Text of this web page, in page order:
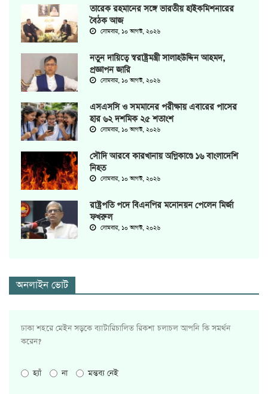
তারেক রহমানের সঙ্গে ভারতীয় হাইকমিশনারের
বৈঠক আজ
সোমবার, ১০ আগস্ট, ২০২৬
নতুন দায়িত্বে স্বরাষ্ট্রমন্ত্রী সালাহউদ্দিন আহমদ,
প্রজ্ঞাপন জারি
সোমবার, ১০ আগস্ট, ২০২৬
এসএসসি ও সমমানের পরীক্ষায় এবারের পাসের
হার ৬২ দশমিক ২৫ শতাংশ
সোমবার, ১০ আগস্ট, ২০২৬
সৌদি আরবে কারখানায় অগ্নিকাণ্ডে ১৬ বাংলাদেশি
নিহত
সোমবার, ১০ আগস্ট, ২০২৬
রাষ্ট্রপতি পদে বিএনপির মনোনয়ন পেলেন মির্জা
ফখরুল
সোমবার, ১০ আগস্ট, ২০২৬
অনলাইন ভোট
ঢাকা শহরে মেইন সড়কে ব্যাটারিচালিত রিকশা চলাচল আপনি কি সমর্থন
করেন?
হ্যাঁ না মন্তব্য নেই